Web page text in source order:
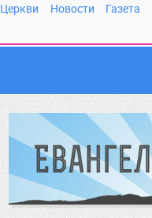
Церкви Новости Газета